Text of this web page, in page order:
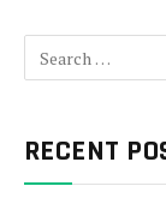
RECENT